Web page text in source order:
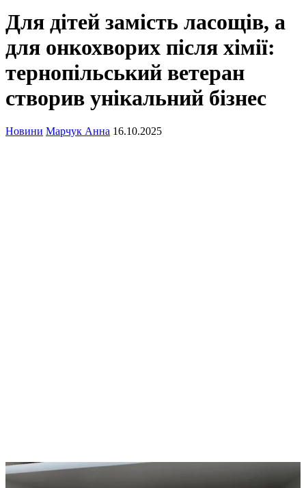
Для дітей замість ласощів, а
для онкохворих після хімії:
тернопільський ветеран
створив унікальний бізнес
Новини Марчук Анна 16.10.2025